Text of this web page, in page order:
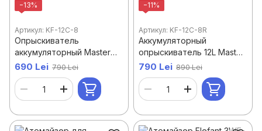
−13%
Артикул: KF-12C-8
Опрыскиватель
аккумуляторный Master
Kraft 12 л KF-12C-8
690 Lei 790 Lei
−11%
Артикул: KF-12C-8R
Аккумуляторный
опрыскиватель 12L Master
Kraft KF-12C-8R с штангой
1,5м
790 Lei 890 Lei